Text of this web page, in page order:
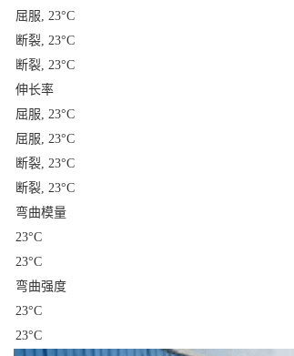
屈服, 23°C
断裂, 23°C
断裂, 23°C
伸长率
屈服, 23°C
屈服, 23°C
断裂, 23°C
断裂, 23°C
弯曲模量
23°C
23°C
弯曲强度
23°C
23°C